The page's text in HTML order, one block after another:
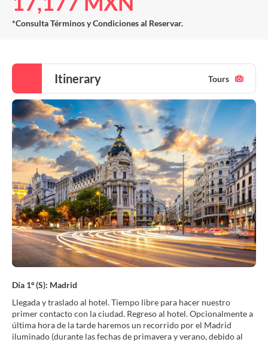
*Consulta Términos y Condiciones al Reservar.
Itinerary Tours
Día 1º (S): Madrid
Llegada y traslado al hotel. Tiempo libre para hacer nuestro
primer contacto con la ciudad. Regreso al hotel. Opcionalmente a
última hora de la tarde haremos un recorrido por el Madrid
iluminado (durante las fechas de primavera y verano, debido al